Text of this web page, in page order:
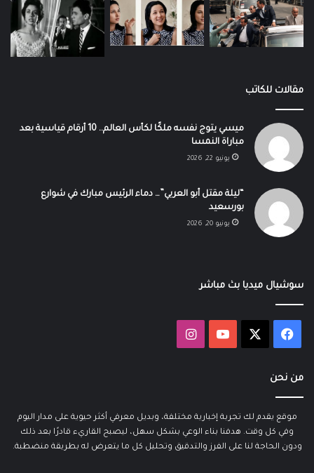
مقالات للكاتب
ميسي يتوج نفسه ملكًا لكأس العالم.. 10 أرقام قياسية بعد
مباراة النمسا
يونيو 22, 2026
“ليلة مقتل أبو العربي”… دماء الرئيس مبارك في شوارع
بورسعيد
يونيو 20, 2026
سوشيال ميديا بث مباشر
فيسبوك ‫YouTubeانستقرام
من نحن
موقع يقدم لك تجربة إخبارية مختلفة، وبديل معرفي أكثر حيوية على مدار اليوم
وفي كل وقت. هدفنا بناء الوعي بشكل سهل، ليصبح القاريء قادرًا بعد ذلك
ودون الحاجة لنا على الفرز والتدقيق وتحليل كل ما يتعرض له بطريقة منضطبة.